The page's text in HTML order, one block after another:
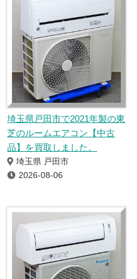
埼玉県戸田市で2021年製の東
芝のルームエアコン【中古
品】を買取しました。
埼玉県 戸田市
2026-08-06